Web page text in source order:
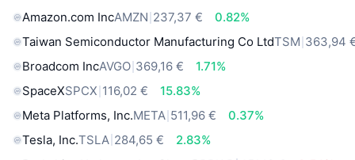
Amazon.com IncAMZN 237,37 €
0.82%
Taiwan Semiconductor Manufacturing Co LtdTSM 363,94
Broadcom IncAVGO 369,16 €
1.71%
SpaceXSPCX 116,02 €
15.83%
Meta Platforms, Inc.META 511,96 €
0.37%
Tesla, Inc.TSLA 284,65 €
2.83%